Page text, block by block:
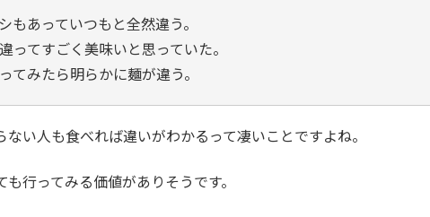
もあっていつもと全然違う。
ってすごく美味いと思っていた。
てみたら明らかに麺が違う。
い人も食べれば違いがわかるって凄いことですよね。
行ってみる価値がありそうです。